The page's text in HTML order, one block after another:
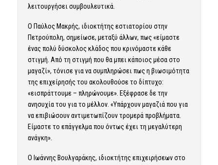
λειτουργήσει συμβουλευτικά.
Ο Παύλος Μακρής, ιδιοκτήτης εστιατορίου στην
Πετρούπολη, σημείωσε, μεταξύ άλλων, πως «είμαστε
ένας πολύ δύσκολος κλάδος που κρινόμαστε κάθε
στιγμή. Από τη στιγμή που θα μπει κάποιος μέσα στο
μαγαζί», τόνισε για να συμπληρώσει πως η βιωσιμότητα
της επιχείρησής του ακολουθούσε το δίπτυχο:
«εισπράττουμε – πληρώνουμε». Εξέφρασε δε την
ανησυχία του για το μέλλον. «Υπάρχουν μαγαζιά που για
να επιβιώσουν αντιμετωπίζουν τρομερά προβλήματα.
Είμαστε το επάγγελμα που όντως έχει τη μεγαλύτερη
ανάγκη».
Ο Ιωάννης Βουλγαράκης, ιδιοκτήτης επιχειρήσεων στο